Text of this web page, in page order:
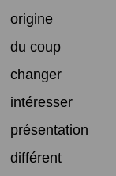
origine
du coup
changer
intéresser
présentation
différent